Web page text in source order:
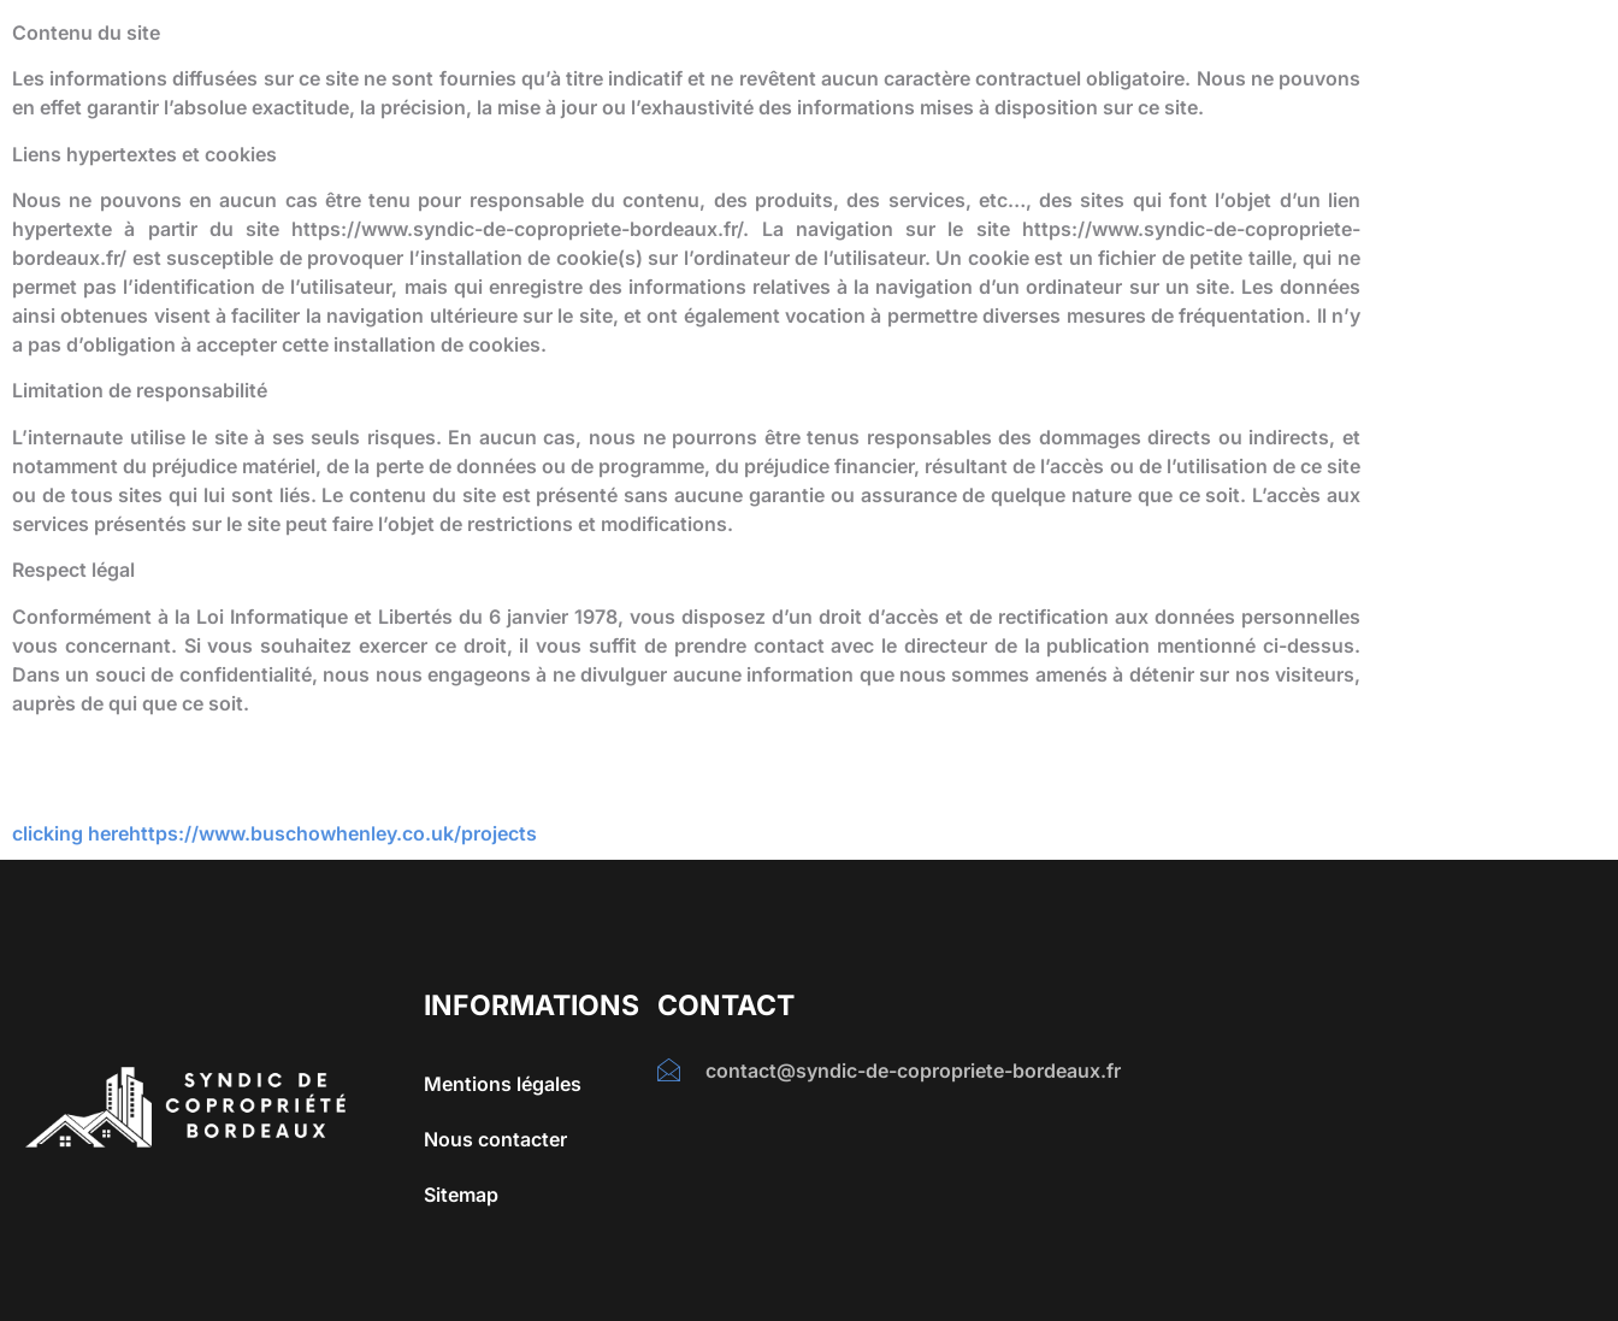
Contenu du site
Les informations diffusées sur ce site ne sont fournies qu’à titre indicatif et ne revêtent aucun caractère contractuel obligatoire. Nous ne pouvons
en effet garantir l’absolue exactitude, la précision, la mise à jour ou l’exhaustivité des informations mises à disposition sur ce site.
Liens hypertextes et cookies
Nous ne pouvons en aucun cas être tenu pour responsable du contenu, des produits, des services, etc…, des sites qui font l’objet d’un lien
hypertexte à partir du site https://www.syndic-de-copropriete-bordeaux.fr/. La navigation sur le site https://www.syndic-de-copropriete-
bordeaux.fr/ est susceptible de provoquer l’installation de cookie(s) sur l’ordinateur de l’utilisateur. Un cookie est un fichier de petite taille, qui ne
permet pas l’identification de l’utilisateur, mais qui enregistre des informations relatives à la navigation d’un ordinateur sur un site. Les données
ainsi obtenues visent à faciliter la navigation ultérieure sur le site, et ont également vocation à permettre diverses mesures de fréquentation. Il n’y
a pas d’obligation à accepter cette installation de cookies.
Limitation de responsabilité
L’internaute utilise le site à ses seuls risques. En aucun cas, nous ne pourrons être tenus responsables des dommages directs ou indirects, et
notamment du préjudice matériel, de la perte de données ou de programme, du préjudice financier, résultant de l’accès ou de l’utilisation de ce site
ou de tous sites qui lui sont liés. Le contenu du site est présenté sans aucune garantie ou assurance de quelque nature que ce soit. L’accès aux
services présentés sur le site peut faire l’objet de restrictions et modifications.
Respect légal
Conformément à la Loi Informatique et Libertés du 6 janvier 1978, vous disposez d’un droit d’accès et de rectification aux données personnelles
vous concernant. Si vous souhaitez exercer ce droit, il vous suffit de prendre contact avec le directeur de la publication mentionné ci-dessus.
Dans un souci de confidentialité, nous nous engageons à ne divulguer aucune information que nous sommes amenés à détenir sur nos visiteurs,
auprès de qui que ce soit.
clicking herehttps://www.buschowhenley.co.uk/projects
INFORMATIONS
Mentions légales
Nous contacter
Sitemap
CONTACT
contact@syndic-de-copropriete-bordeaux.fr